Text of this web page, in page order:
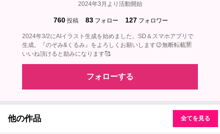
2024年3月より活動開始
760 投稿 83 フォロー 127 フォロワー
2024年3/2にAIイラスト生成を始めました。SD＆スマホアプリで
生成。『のぞみ&くるみ』をよろしくお願いします😉無断転載🈲
いいね頂けると励みになります🥰
フォローする
他の作品 全てを見る